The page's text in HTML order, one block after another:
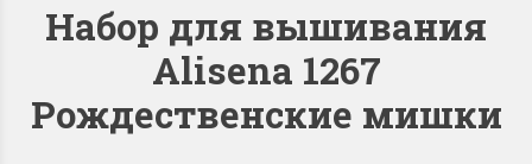
Набор для вышивания
Alisena 1267
Рождественские мишки